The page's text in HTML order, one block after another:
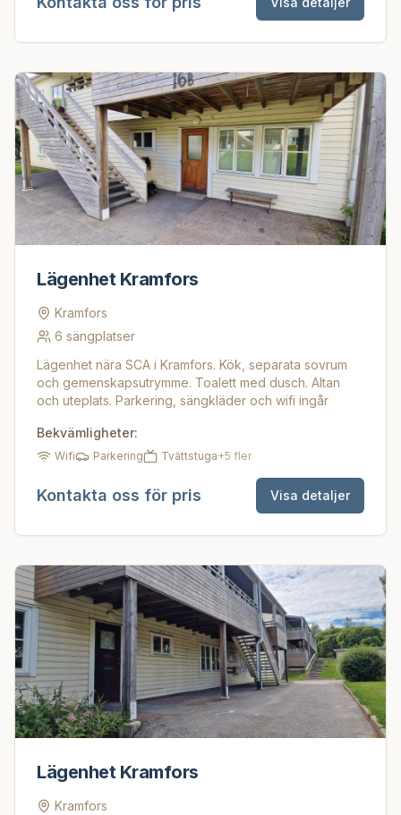
Lägenhet Kramfors
Kramfors
6 sängplatser
Lägenhet nära SCA i Kramfors. Kök, separata sovrum
och gemenskapsutrymme. Toalett med dusch. Altan
och uteplats. Parkering, sängkläder och wifi ingår
Bekvämligheter:
Wifi Parkering Tvättstuga+5 fler
Kontakta oss för pris Visa detaljer
Lägenhet Kramfors
Kramfors